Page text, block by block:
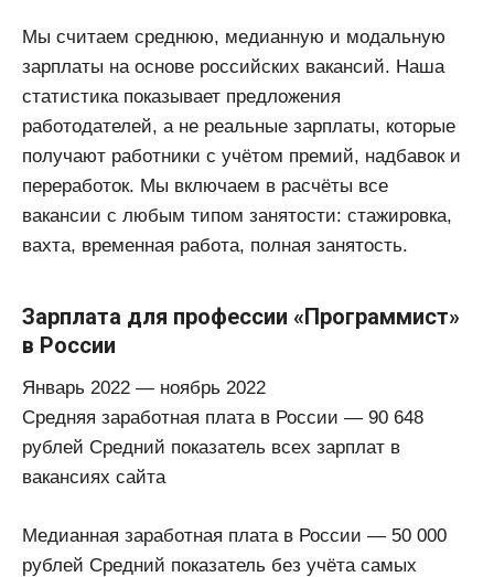
Мы считаем среднюю, медианную и модальную
зарплаты на основе российских вакансий. Наша
статистика показывает предложения
работодателей, а не реальные зарплаты, которые
получают работники с учётом премий, надбавок и
переработок. Мы включаем в расчёты все
вакансии с любым типом занятости: стажировка,
вахта, временная работа, полная занятость.
Зарплата для профессии «Программист»
в России
Январь 2022 — ноябрь 2022
Средняя заработная плата в России — 90 648
рублей Средний показатель всех зарплат в
вакансиях сайта
Медианная заработная плата в России — 50 000
рублей Средний показатель без учёта самых